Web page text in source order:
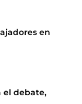
en
el debate,